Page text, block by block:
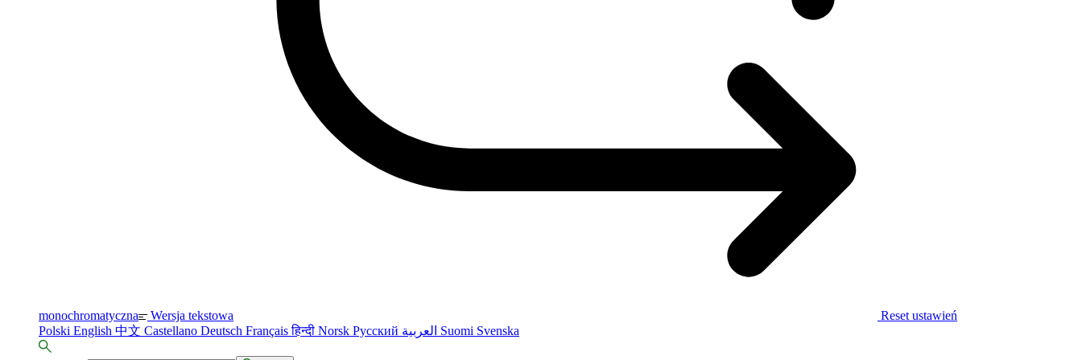
monochromatyczna Wersja tekstowa
Reset ustawień
Polski English 中文 Castellano Deutsch Françaisहिन्दी Norsk Русский Suomi Svenska